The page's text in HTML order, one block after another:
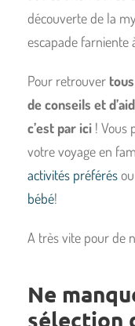
découverte de la
escapade farniente
Pour retrouver
de conseils et
c’est par ici ! Vous
votre voyage en
activités préférés
bébé!
A très vite pour de
Ne
sélection